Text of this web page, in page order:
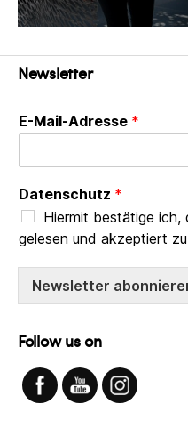
Newsletter
E-Mail-Adresse *
Datenschutz *
Hiermit bestätige ich,
gelesen und akzeptiert
Newsletter
Follow us on